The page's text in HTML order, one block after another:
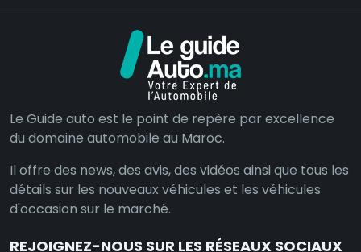
Le Guide auto est le point de repère par excellence
du domaine automobile au Maroc.
Il offre des news, des avis, des vidéos ainsi que tous les
détails sur les nouveaux véhicules et les véhicules
d'occasion sur le marché.
REJOIGNEZ-NOUS SUR LES RÉSEAUX SOCIAUX